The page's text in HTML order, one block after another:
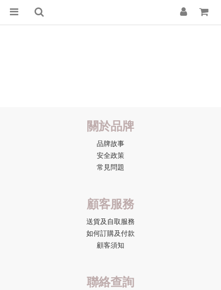
關於品牌
品牌故事
安全政策
常見問題
顧客服務
送貨及自取服務
如何訂購及付款
顧客須知
聯絡查詢